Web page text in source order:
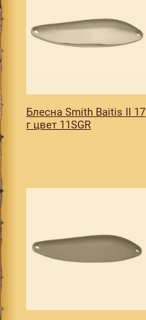
Блесна Smith Baitis II 17
г цвет 11SGR